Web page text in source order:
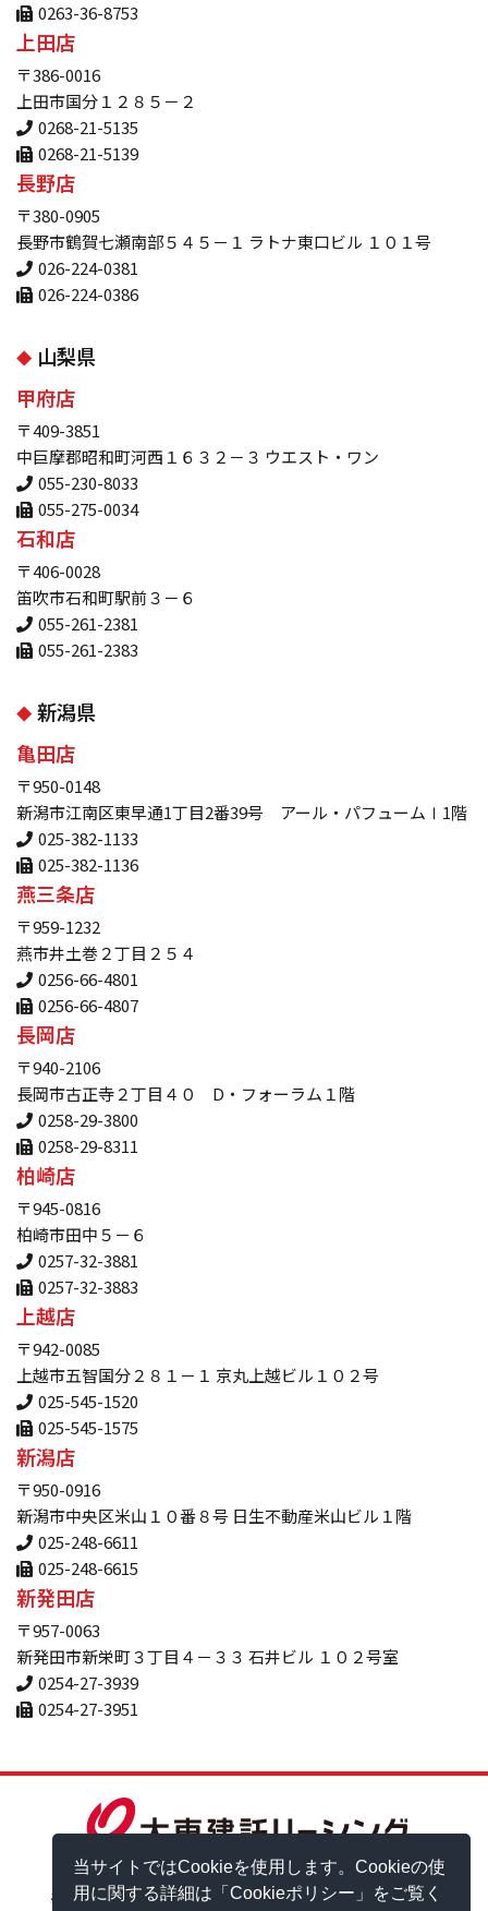
当サイトではCookieを使用します。Cookieの使
用に関する詳細は「Cookieポリシー」をご覧く
0263-36-8753
上田店
〒386-0016
上田市国分１２８５－２
0268-21-5135
0268-21-5139
長野店
〒380-0905
長野市鶴賀七瀬南部５４５－１ ラトナ東口ビル １０１号
026-224-0381
026-224-0386
山梨県
甲府店
〒409-3851
中巨摩郡昭和町河西１６３２－３ ウエスト・ワン
055-230-8033
055-275-0034
石和店
〒406-0028
笛吹市石和町駅前３－６
055-261-2381
055-261-2383
新潟県
亀田店
〒950-0148
新潟市江南区東早通1丁目2番39号 アール・パフュームⅠ1階
025-382-1133
025-382-1136
燕三条店
〒959-1232
燕市井土巻２丁目２５４
0256-66-4801
0256-66-4807
長岡店
〒940-2106
長岡市古正寺２丁目４０ D・フォーラム１階
0258-29-3800
0258-29-8311
柏崎店
〒945-0816
柏崎市田中５－６
0257-32-3881
0257-32-3883
上越店
〒942-0085
上越市五智国分２８１－１ 京丸上越ビル１０２号
025-545-1520
025-545-1575
新潟店
〒950-0916
新潟市中央区米山１０番８号 日生不動産米山ビル１階
025-248-6611
025-248-6615
新発田店
〒957-0063
新発田市新栄町３丁目４－３３ 石井ビル １０２号室
0254-27-3939
0254-27-3951
お問い合わせ 個人情報保護方針 情報セキュリティポリシー